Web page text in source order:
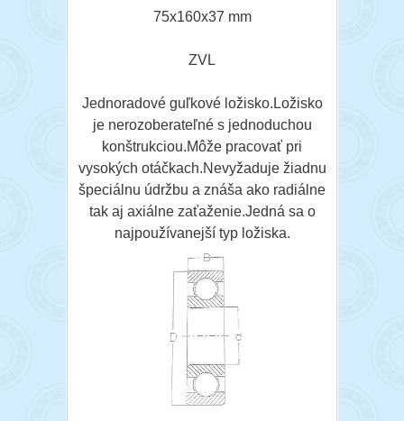
75x160x37 mm
ZVL
Jednoradové guľkové ložisko.Ložisko
je nerozoberateľné s jednoduchou
konštrukciou.Môže pracovať pri
vysokých otáčkach.Nevyžaduje žiadnu
špeciálnu údržbu a znáša ako radiálne
tak aj axiálne zaťaženie.Jedná sa o
najpoužívanejší typ ložiska.